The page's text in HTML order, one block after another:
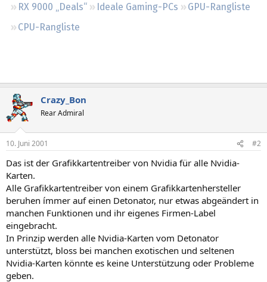
RX 9000 „Deals“
Ideale Gaming-PCs
GPU-Rangliste
CPU-Rangliste
Crazy_Bon
Rear Admiral
10. Juni 2001 #2
Das ist der Grafikkartentreiber von Nvidia für alle Nvidia-
Karten.
Alle Grafikkartentreiber von einem Grafikkartenhersteller
beruhen ímmer auf einen Detonator, nur etwas abgeändert in
manchen Funktionen und ihr eigenes Firmen-Label
eingebracht.
In Prinzip werden alle Nvidia-Karten vom Detonator
unterstützt, bloss bei manchen exotischen und seltenen
Nvidia-Karten könnte es keine Unterstützung oder Probleme
geben.